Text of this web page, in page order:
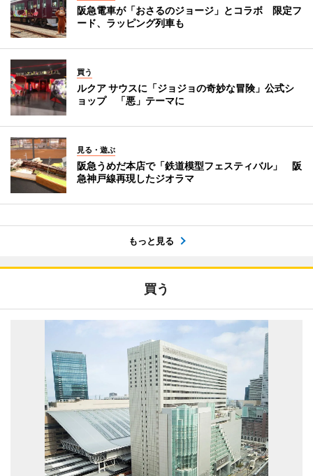
阪急電車が「おさるのジョージ」とコラボ 限定フ
ード、ラッピング列車も
買う
ルクア サウスに「ジョジョの奇妙な冒険」公式シ
ョップ 「悪」テーマに
見る・遊ぶ
阪急うめだ本店で「鉄道模型フェスティバル」 阪
急神戸線再現したジオラマ
もっと見る
買う